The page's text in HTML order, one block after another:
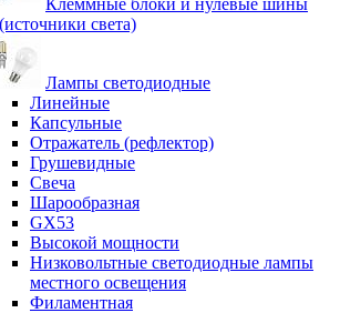
Клеммные блоки и нулевые шины
света)
Лампы светодиодные
Линейные
Капсульные
Отражатель (рефлектор)
Грушевидные
Свеча
Шарообразная
GX53
Высокой мощности
Низковольтные светодиодные лампы
местного освещения
Филаментная